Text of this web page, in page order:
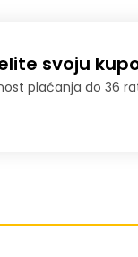
svoju
plaćanja do 36